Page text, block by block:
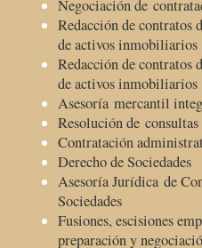
Negociación de
Redacción de contratos
de activos inmobiliarios
Redacción de contratos
de activos inmobiliarios
Asesoría mercantil
Resolución de consultas
Contratación
Derecho de Sociedades
Asesoría Jurídica de
Sociedades
Fusiones, escisiones
preparación y